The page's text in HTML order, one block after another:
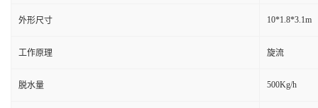
外形尺寸 10*1.8*3.1m
工作原理 旋流
脱水量 500Kg/h